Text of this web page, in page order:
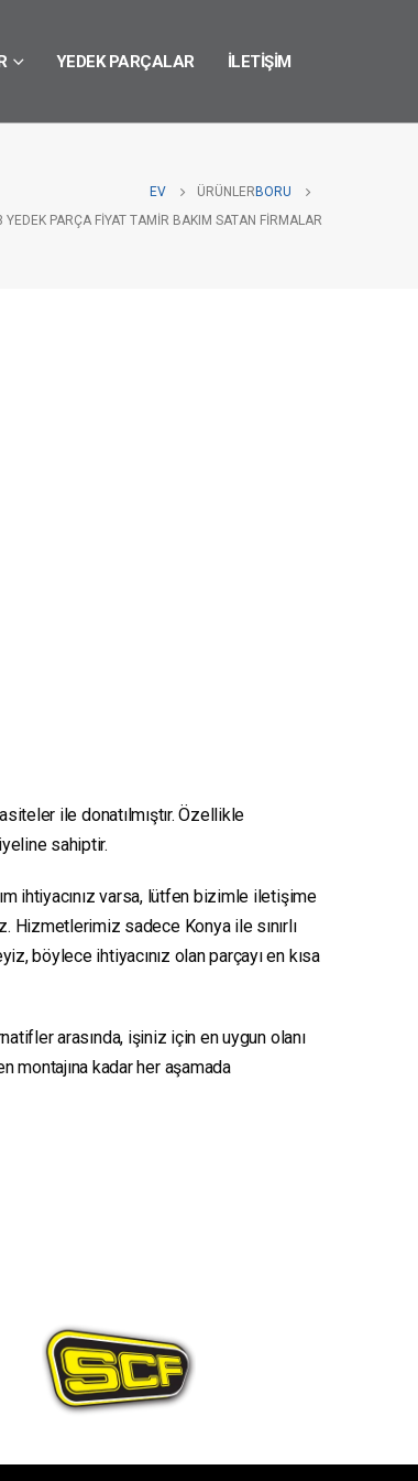
YEDEK PARÇALAR İLETIŞIM
EV ÜRÜNLER BORU
PARÇA FIYAT TAMIR BAKIM SATAN FIRMALAR
ile donatılmıştır. Özellikle
sahiptir.
ihtiyacınız varsa, lütfen bizimle iletişime
Hizmetlerimiz sadece Konya ile sınırlı
böylece ihtiyacınız olan parçayı en kısa
arasında, işiniz için en uygun olanı
montajına kadar her aşamada